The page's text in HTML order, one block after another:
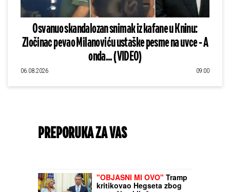
Osvanuo skandalozan snimak iz kafane u Kninu:
Zločinac pevao Milanoviću ustaške pesme na uvce - A
onda... (VIDEO)
06.08.2026 09:00
PREPORUKA ZA VAS